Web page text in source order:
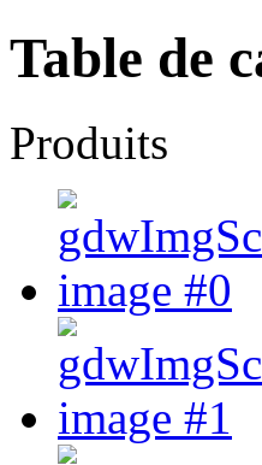
Table de
Produits